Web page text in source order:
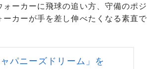
ーカーに飛球の追い方、守備のポジ
カーが手を差し伸べたくなる素直で
パニーズドリーム」を